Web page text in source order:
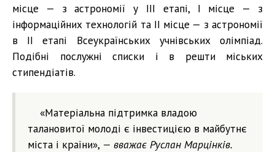
місце — з астрономії у ІІІ етапі, І місце — з
інформаційних технологій та ІІ місце — з астрономії
в ІІ етапі Всеукраїнських учнівських олімпіад.
Подібні послужні списки і в решти міських
стипендіатів.
«Матеріальна підтримка владою
талановитої молоді є інвестицією в майбутнє
міста і країни», — вважає Руслан Марцінків.